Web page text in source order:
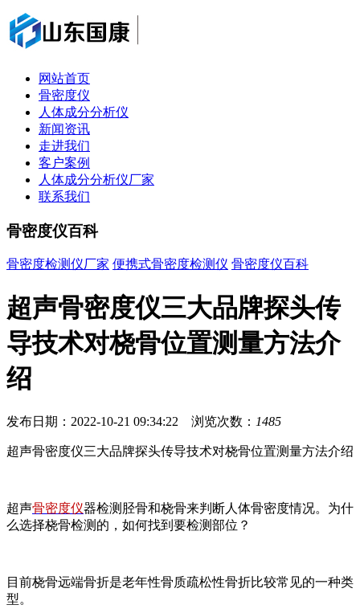
网站首页
骨密度仪
人体成分分析仪
新闻资讯
走进我们
客户案例
人体成分分析仪厂家
联系我们
骨密度仪百科
骨密度检测仪厂家 便携式骨密度检测仪 骨密度仪百科
超声骨密度仪三大品牌探头传
导技术对桡骨位置测量方法介
绍
发布日期：2022-10-21 09:34:22 浏览次数： 1485
超声骨密度仪三大品牌探头传导技术对桡骨位置测量方法介绍
超声骨密度仪器检测胫骨和桡骨来判断人体骨密度情况。为什
么选择桡骨检测的，如何找到要检测部位？
目前桡骨远端骨折是老年性骨质疏松性骨折比较常见的一种类
型。